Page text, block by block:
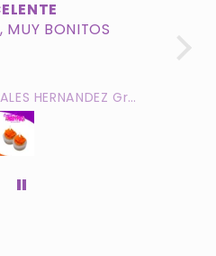
MUY BONITOS
NORA FRINE GRAJALES HERNANDEZ Grajales HERNÁNDEZ